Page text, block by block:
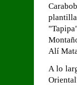
Alí
A lo